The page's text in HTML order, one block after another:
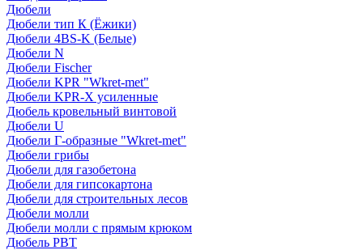
Дюбели
Дюбели тип К (Ёжики)
Дюбели 4BS-K (Белые)
Дюбели N
Дюбели Fischer
Дюбели KPR "Wkret-met"
Дюбели KPR-Х усиленные
Дюбель кровельный винтовой
Дюбели U
Дюбели Г-образные "Wkret-met"
Дюбели грибы
Дюбели для газобетона
Дюбели для гипсокартона
Дюбели для строительных лесов
Дюбели молли
Дюбели молли с прямым крюком
Дюбель PBT